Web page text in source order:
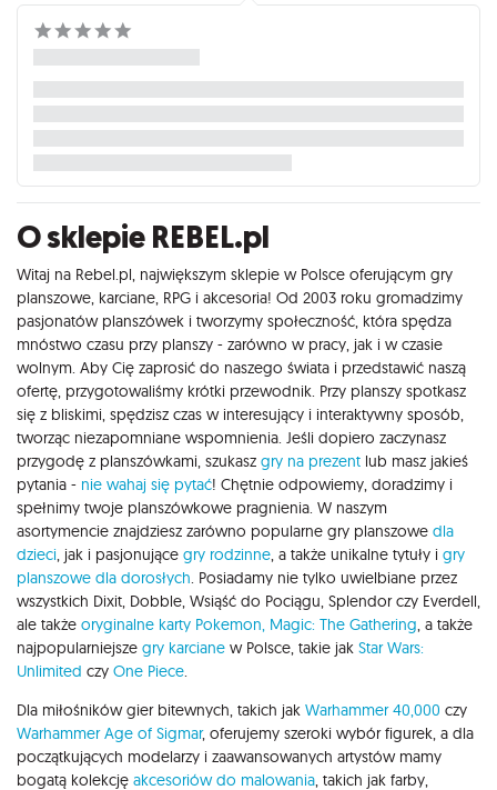
O sklepie REBEL.pl
Witaj na Rebel.pl, największym sklepie w Polsce oferującym gry
planszowe, karciane, RPG i akcesoria! Od 2003 roku gromadzimy
pasjonatów planszówek i tworzymy społeczność, która spędza
mnóstwo czasu przy planszy - zarówno w pracy, jak i w czasie
wolnym. Aby Cię zaprosić do naszego świata i przedstawić naszą
ofertę, przygotowaliśmy krótki przewodnik. Przy planszy spotkasz
się z bliskimi, spędzisz czas w interesujący i interaktywny sposób,
tworząc niezapomniane wspomnienia. Jeśli dopiero zaczynasz
przygodę z planszówkami, szukasz gry na prezent lub masz jakieś
pytania - nie wahaj się pytać! Chętnie odpowiemy, doradzimy i
spełnimy twoje planszówkowe pragnienia. W naszym
asortymencie znajdziesz zarówno popularne gry planszowe dla
dzieci , jak i pasjonujące gry rodzinne , a także unikalne tytuły i gry
planszowe dla dorosłych . Posiadamy nie tylko uwielbiane przez
wszystkich Dixit, Dobble, Wsiąść do Pociągu, Splendor czy Everdell,
ale także oryginalne karty Pokemon, Magic: The Gathering , a także
najpopularniejsze gry karciane w Polsce, takie jak Star Wars:
Unlimited czy One Piece
Dla miłośników gier bitewnych, takich jak Warhammer 40,000 czy
Warhammer Age of Sigmar, oferujemy szeroki wybór figurek, a dla
początkujących modelarzy i zaawansowanych artystów mamy
bogatą kolekcję akcesoriów do malowania , takich jak farby,